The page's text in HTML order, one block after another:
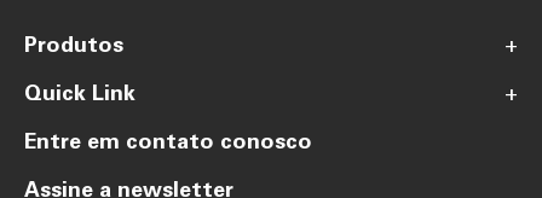
Produtos
+
Quick Link
+
Entre em contato conosco
Assine a newsletter